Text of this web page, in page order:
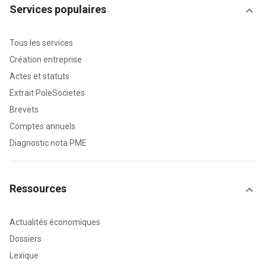
Services populaires
Tous les services
Création entreprise
Actes et statuts
Extrait PoleSocietes
Brevets
Comptes annuels
Diagnostic nota PME
Ressources
Actualités économiques
Dossiers
Lexique